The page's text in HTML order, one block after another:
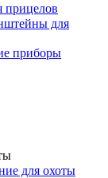
прицелов
для
приборы
для охоты